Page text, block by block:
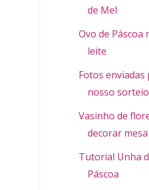
de Mel
Ovo de Páscoa
leite
Fotos enviadas
nosso
Vasinho de
decorar mesa
Tutorial Unha
Páscoa